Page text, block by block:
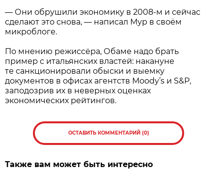
— Они обрушили экономику в2008-м и сейчас
сделают это снова, — написал Мур в своём
микроблоге.
По мнению режиссёра, Обаме надо брать
пример с итальянских властей: накануне
те санкционировали обыски и выемку
документов в офисах агентств Moody’s и S&P,
заподозрив их в неверных оценках
экономических рейтингов.
ОСТАВИТЬ КОММЕНТАРИЙ (0)
Также вам может быть интересно